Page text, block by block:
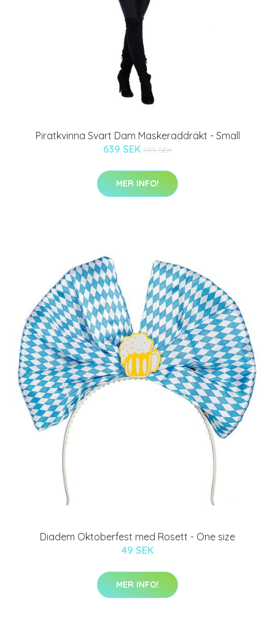
Piratkvinna Svart Dam Maskeraddräkt - Small
639 SEK 799 SEK
MER INFO!
Diadem Oktoberfest med Rosett - One size
49 SEK
MER INFO!